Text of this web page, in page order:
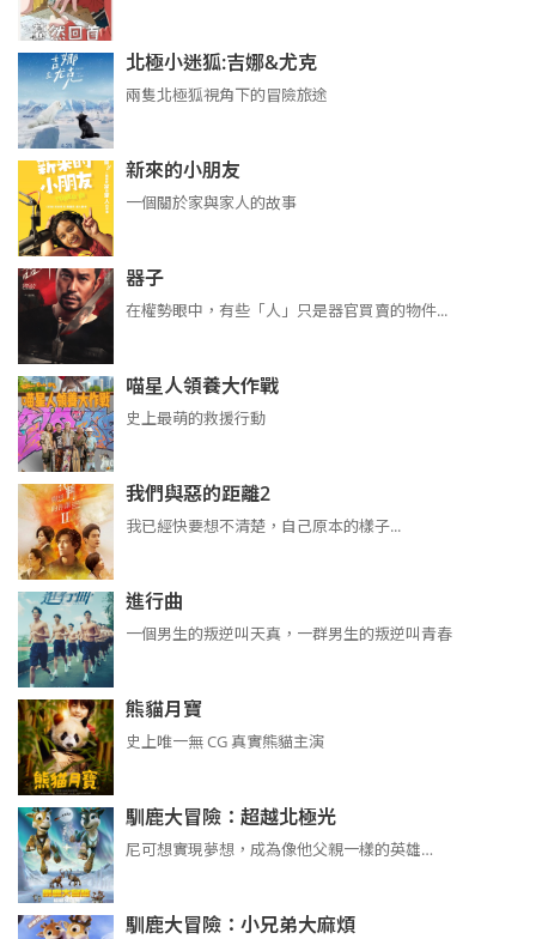
北極小迷狐:吉娜&尤克
兩隻北極狐視角下的冒險旅途
新來的小朋友
一個關於家與家人的故事
器子
在權勢眼中，有些「人」只是器官買賣的物件...
喵星人領養大作戰
史上最萌的救援行動
我們與惡的距離2
我已經快要想不清楚，自己原本的樣子...
進行曲
​​​一個男生的叛逆叫天真，一群男生的叛逆叫青春
熊貓月寶
史上唯一無 CG 真實熊貓主演
馴鹿大冒險：超越北極光
尼可想實現夢想，成為像他父親一樣的英雄…
馴鹿大冒險：小兄弟大麻煩